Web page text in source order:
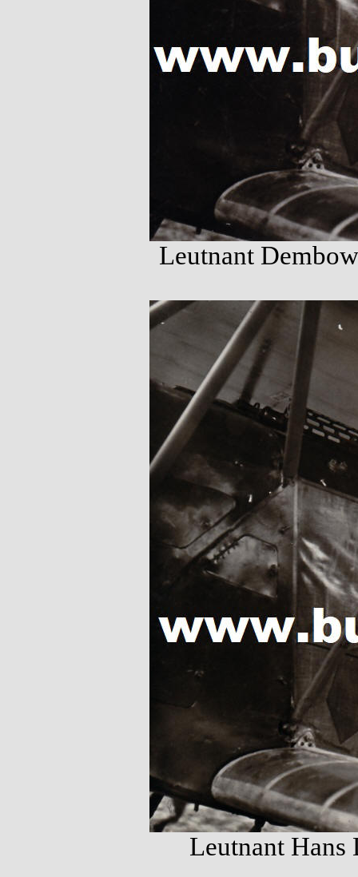
Leutnant
Leutnant